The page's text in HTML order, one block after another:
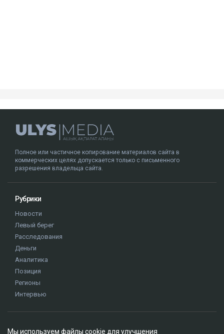
Полное или частичное копирование материалов сайта в
коммерческих целях допускается только с письменного
разрешения владельца сайта.
Рубрики
Новости
Левый берег
Расследования
Деньги
Аналитика
Позиция
Регионы
Интервью
Мы используем файлы cookie для улучшения